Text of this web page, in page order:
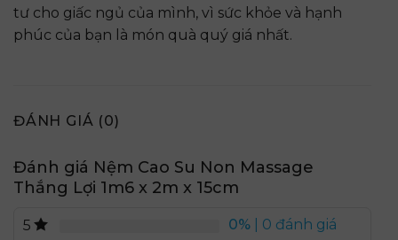
tư cho giấc ngủ của mình, vì sức khỏe và hạnh
phúc của bạn là món quà quý giá nhất.
ĐÁNH GIÁ (0)
Đánh giá Nệm Cao Su Non Massage
Thắng Lợi 1m6 x 2m x 15cm
5 0% | 0 đánh giá